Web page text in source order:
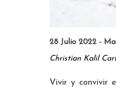
28 Julio 2022 -
Christian Kalil
Vivir y convivir